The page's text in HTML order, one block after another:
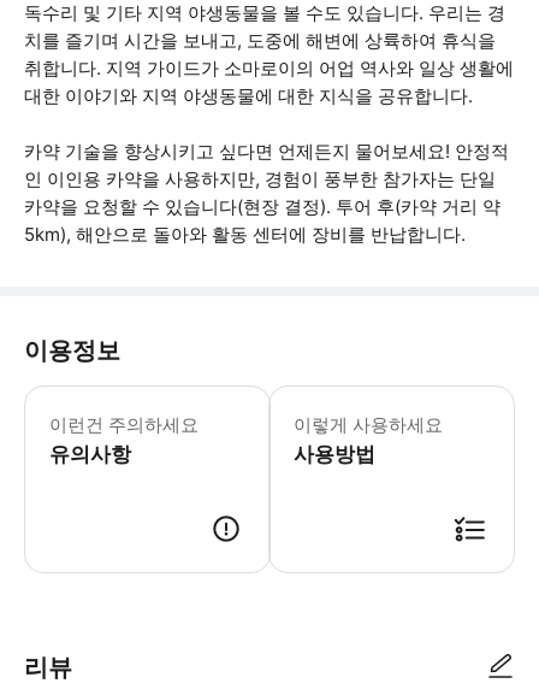
독수리 및 기타 지역 야생동물을 볼 수도 있습니다. 우리는 경
치를 즐기며 시간을 보내고, 도중에 해변에 상륙하여 휴식을
취합니다. 지역 가이드가 소마로이의 어업 역사와 일상 생활에
대한 이야기와 지역 야생동물에 대한 지식을 공유합니다.
카약 기술을 향상시키고 싶다면 언제든지 물어보세요! 안정적
인 이인용 카약을 사용하지만, 경험이 풍부한 참가자는 단일
카약을 요청할 수 있습니다(현장 결정). 투어 후(카약 거리 약
5km), 해안으로 돌아와 활동 센터에 장비를 반납합니다.
이용정보
이런건 주의하세요
유의사항
투어는 날씨에 따라 진행되며, 바람과
이렇게 사용하세요
사용방법
리뷰